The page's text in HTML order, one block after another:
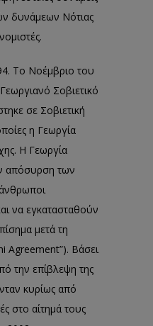
δυνάμεων Νότιας
Το Νοέμβριο του
Σοβιετικό
σε Σοβιετική
η Γεωργία
Η Γεωργία
απόσυρση των
να εγκατασταθούν
μετά τη
Agreement”). Βάσει
την επίβλεψη της
κυρίως από
στο αίτημά τους